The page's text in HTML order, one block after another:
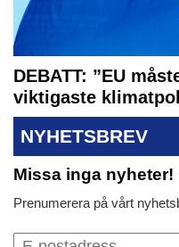
DEBATT: ”EU
viktigaste
NYHETSBREV
Missa inga nyheter!
Prenumerera på vårt